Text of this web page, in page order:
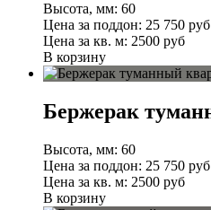
Высота, мм: 60
Цена за поддон: 25 750 руб
Цена за кв. м: 2500 руб
В корзину
Бержерак
Высота, мм: 60
Цена за поддон: 25 750 руб
Цена за кв. м: 2500 руб
В корзину